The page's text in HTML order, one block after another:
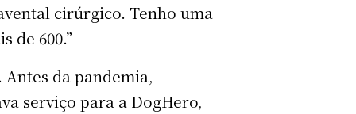
cirúrgico. Tenho uma
de 600.”
da pandemia,
serviço para a DogHero,